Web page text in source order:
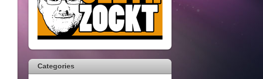
Categories